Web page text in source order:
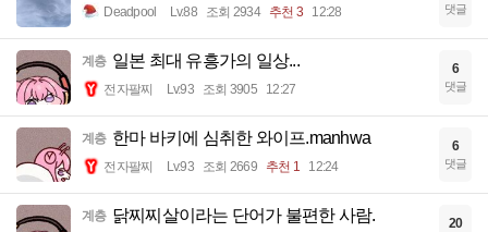
Deadpool Lv.88 조회 2934 추천 3 12:28 댓글
계층 일본 최대 유흥가의 일상...
전자팔찌 Lv.93 조회 3905 12:27
6
댓글
계층 한마 바키에 심취한 와이프.manhwa
전자팔찌 Lv.93 조회 2669 추천 1 12:24
6
댓글
계층 닭찌찌살이라는 단어가 불편한 사람. 20